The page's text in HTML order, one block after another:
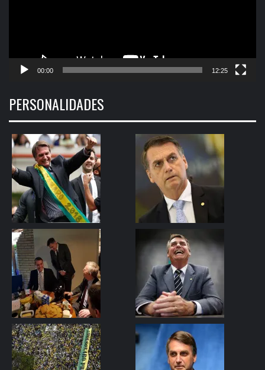
00:00 12:25
PERSONALIDADES